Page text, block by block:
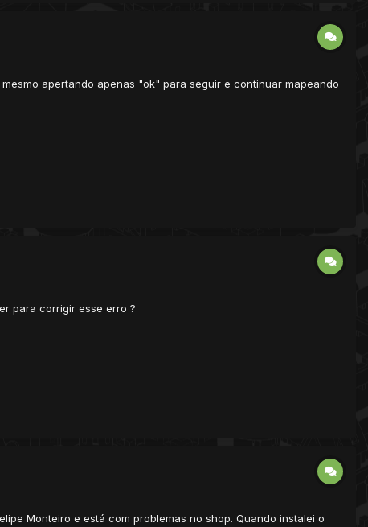
apertando apenas "ok" para seguir e continuar mapeando
para corrigir esse erro ?
Monteiro e está com problemas no shop. Quando instalei o